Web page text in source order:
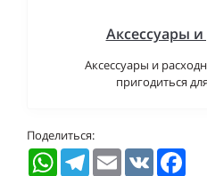
Аксессуары
Аксессуары и
пригодиться
Поделиться:
WhatsAppTelegramEmail VK